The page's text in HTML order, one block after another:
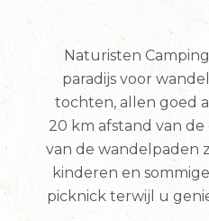
Naturisten
paradijs voor
tochten, allen goed
20 km afstand van
van de wandelpaden
kinderen en
picknick terwijl u